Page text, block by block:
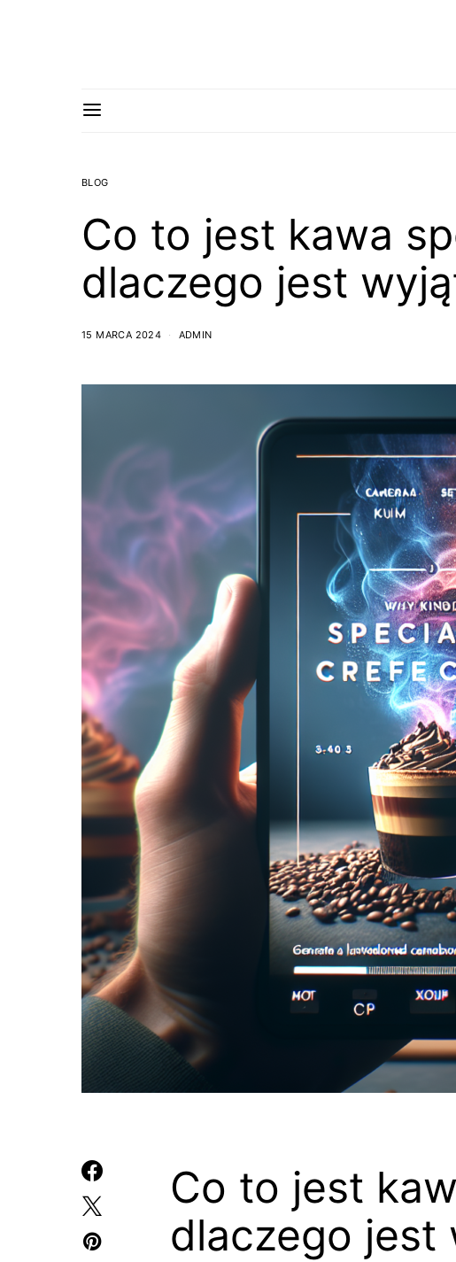
BLOG
Co to jest kawa
dlaczego jest
15 MARCA 2024 ADMIN
Co to jest
dlaczego jest